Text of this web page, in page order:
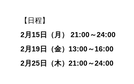
【日程】
2月15日（月） 21:00～24:00
2月19日（金）13:00～16:00
2月25日（木）21:00～24:00